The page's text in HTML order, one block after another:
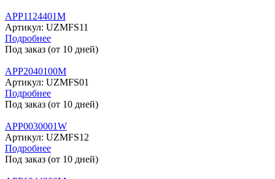
APP1124401M
Артикул: UZMFS11
Подробнее
Под заказ (от 10 дней)
APP2040100M
Артикул: UZMFS01
Подробнее
Под заказ (от 10 дней)
APP0030001W
Артикул: UZMFS12
Подробнее
Под заказ (от 10 дней)